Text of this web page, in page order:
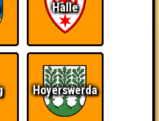
den 1. Platz
nicht erreicht ~
Halle
Hoyerswerda